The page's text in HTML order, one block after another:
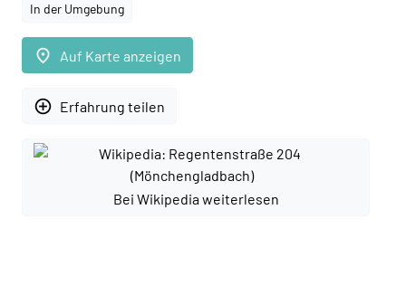
In der Umgebung
place Auf Karte anzeigen
add_circle_outline Erfahrung teilen
Bei Wikipedia weiterlesen